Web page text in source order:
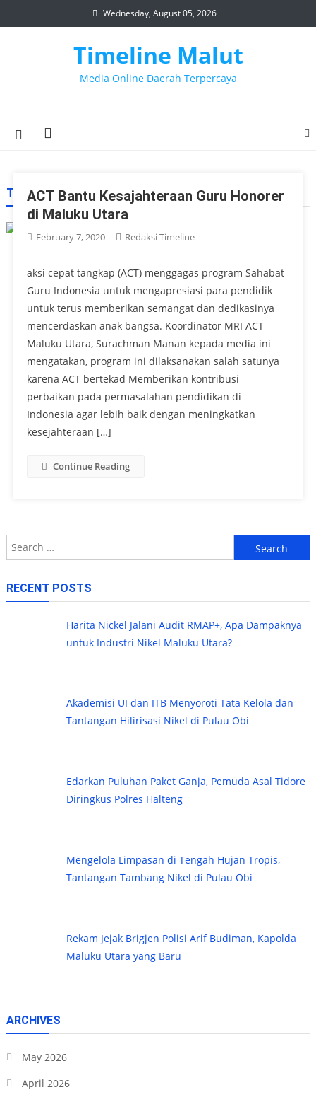
to
Wednesday, August 05, 2026
Timeline Malut
Media Online Daerah Terpercaya
TAG:GURU HONORER
ACT Bantu Kesajahteraan Guru Honorer
di Maluku Utara
February 7, 2020 Redaksi Timeline
aksi cepat tangkap (ACT) menggagas program Sahabat
Guru Indonesia untuk mengapresiasi para pendidik
untuk terus memberikan semangat dan dedikasinya
mencerdaskan anak bangsa. Koordinator MRI ACT
Maluku Utara, Surachman Manan kepada media ini
mengatakan, program ini dilaksanakan salah satunya
karena ACT bertekad Memberikan kontribusi
perbaikan pada permasalahan pendidikan di
Indonesia agar lebih baik dengan meningkatkan
kesejahteraan […]
Continue Reading
Search
for:
RECENT POSTS
Harita Nickel Jalani Audit RMAP+, Apa Dampaknya
untuk Industri Nikel Maluku Utara?
Akademisi UI dan ITB Menyoroti Tata Kelola dan
Tantangan Hilirisasi Nikel di Pulau Obi
Edarkan Puluhan Paket Ganja, Pemuda Asal Tidore
Diringkus Polres Halteng
Mengelola Limpasan di Tengah Hujan Tropis,
Tantangan Tambang Nikel di Pulau Obi
Rekam Jejak Brigjen Polisi Arif Budiman, Kapolda
Maluku Utara yang Baru
ARCHIVES
May 2026
April 2026